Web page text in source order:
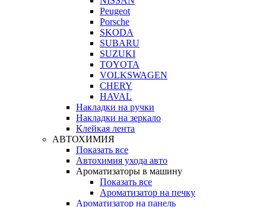
Peugeot
Porsche
SKODA
SUBARU
SUZUKI
TOYOTA
VOLKSWAGEN
CHERY
HAVAL
Накладки на ручки
Накладки на зеркало
Клейкая лента
АВТОХИМИЯ
Показать все
Автохимия ухода авто
Ароматизаторы в машину
Показать все
Ароматизатор на печку
Ароматизатор на панель